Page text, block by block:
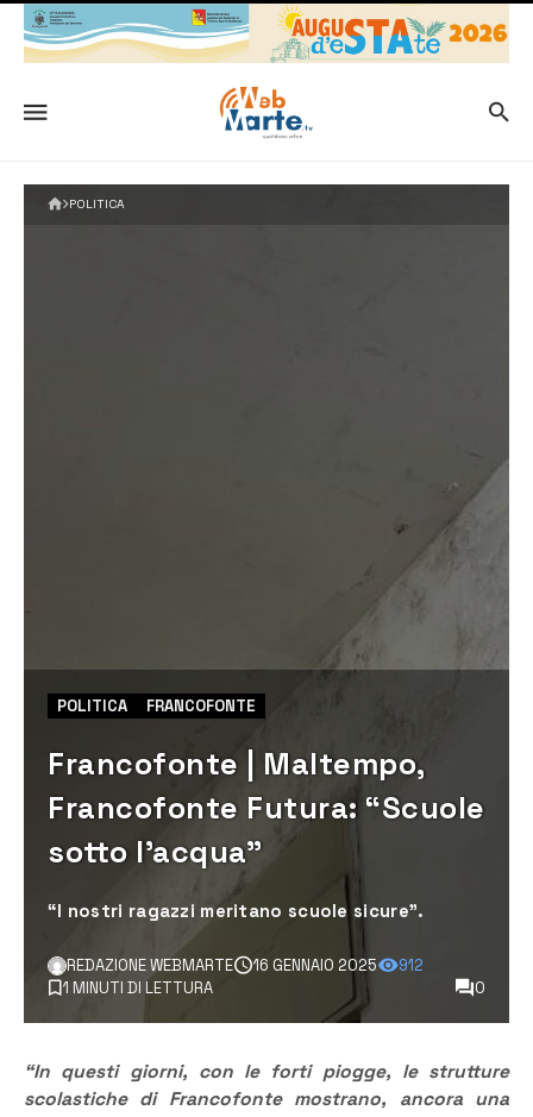
POLITICA
POLITICA FRANCOFONTE
Francofonte | Maltempo,
Francofonte Futura: “Scuole
sotto l’acqua”
“I nostri ragazzi meritano scuole sicure”.
REDAZIONE WEBMARTE 16 GENNAIO 2025
912
1 MINUTI DI LETTURA
0
“In questi giorni, con le forti piogge, le strutture
scolastiche di Francofonte mostrano, ancora una